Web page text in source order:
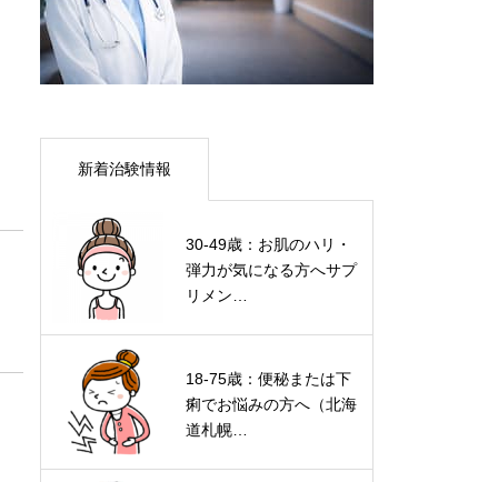
新着治験情報
30-49歳：お肌のハリ・
弾力が気になる方へサプ
リメン…
18-75歳：便秘または下
痢でお悩みの方へ（北海
道札幌…